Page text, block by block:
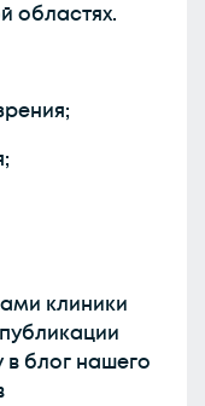
областях.
клиники
блог нашего